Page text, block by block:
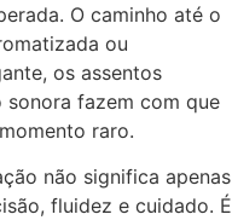
O caminho até o
ou
os assentos
fazem com que
raro.
não significa apenas
fluidez e cuidado. É